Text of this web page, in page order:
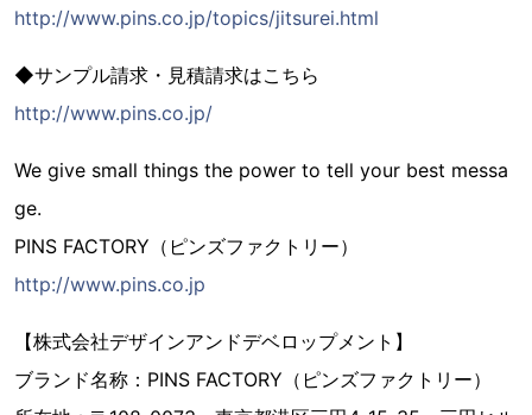
http://www.pins.co.jp/topics/jitsurei.html
◆サンプル請求・見積請求はこちら
http://www.pins.co.jp/
We give small things the power to tell your best messa
ge.
PINS FACTORY（ピンズファクトリー）
http://www.pins.co.jp
【株式会社デザインアンドデベロップメント】
ブランド名称：PINS FACTORY（ピンズファクトリー）